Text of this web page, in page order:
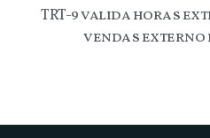
TRT-9 valida horas
vendas externo